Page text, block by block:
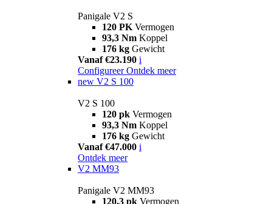
Panigale V2 S
120 PK Vermogen
93,3 Nm Koppel
176 kg Gewicht
Vanaf €23.190 i
Configureer Ontdek meer
new V2 S 100
V2 S 100
120 pk Vermogen
93,3 Nm Koppel
176 kg Gewicht
Vanaf €47.000 i
Ontdek meer
V2 MM93
Panigale V2 MM93
120,3 pk Vermogen